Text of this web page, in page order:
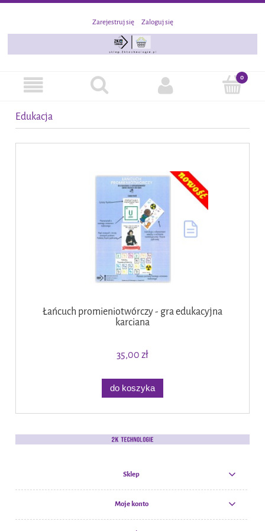
Zarejestruj się Zaloguj się
Edukacja
Łańcuch promieniotwórczy - gra edukacyjna
karciana
35,00 zł
do koszyka
Sklep
Moje konto